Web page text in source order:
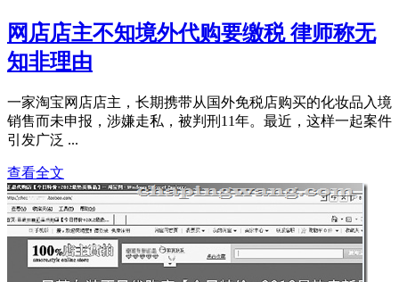
网店店主不知境外代购要缴税 律师称无
知非理由
一家淘宝网店店主，长期携带从国外免税店购买的化妆品入境
销售而未申报，涉嫌走私，被判刑11年。最近，这样一起案件
引发广泛 ...
查看全文